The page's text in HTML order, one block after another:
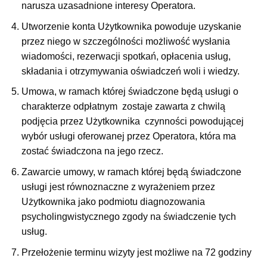
narusza uzasadnione interesy Operatora.
Utworzenie konta Użytkownika powoduje uzyskanie
przez niego w szczególności możliwość wysłania
wiadomości, rezerwacji spotkań, opłacenia usług,
składania i otrzymywania oświadczeń woli i wiedzy.
Umowa, w ramach której świadczone będą usługi o
charakterze odpłatnym zostaje zawarta z chwilą
podjęcia przez Użytkownika czynności powodującej
wybór usługi oferowanej przez Operatora, która ma
zostać świadczona na jego rzecz.
Zawarcie umowy, w ramach której będą świadczone
usługi jest równoznaczne z wyrażeniem przez
Użytkownika jako podmiotu diagnozowania
psycholingwistycznego zgody na świadczenie tych
usług.
Przełożenie terminu wizyty jest możliwe na 72 godziny